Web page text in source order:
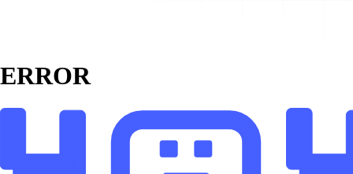
ERROR